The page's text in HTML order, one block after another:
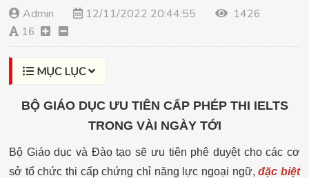
Admin 12/11/2022 20:44:55
1426
16
MỤC LỤC
BỘ GIÁO DỤC ƯU TIÊN CẤP PHÉP THI IELTS
TRONG VÀI NGÀY TỚI
Bộ Giáo dục và Đào tạo sẽ ưu tiên phê duyệt cho các cơ
sở tổ chức thi cấp chứng chỉ năng lực ngoại ngữ,đặc biệt